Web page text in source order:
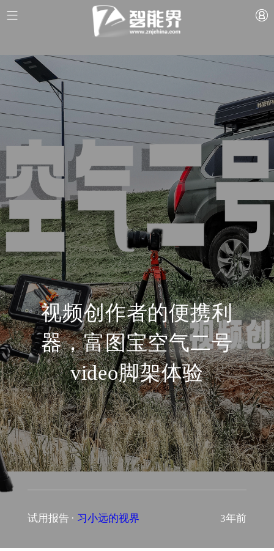
视频创作者的便携利
器，富图宝空气二号
video脚架体验
试用报告 · 习小远的视界 3年前